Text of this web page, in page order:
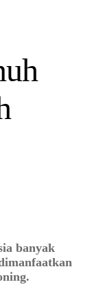
banyak